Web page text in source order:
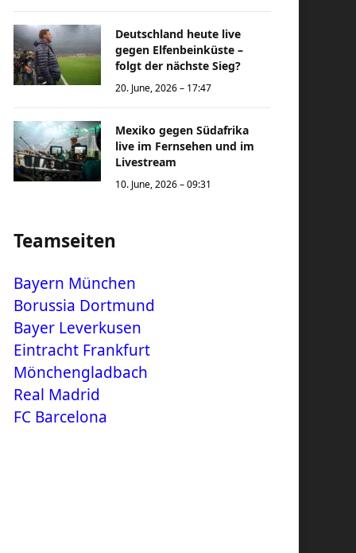
Deutschland heute live
gegen Elfenbeinküste –
folgt der nächste Sieg?
20. June, 2026 – 17:47
Mexiko gegen Südafrika
live im Fernsehen und im
Livestream
10. June, 2026 – 09:31
Teamseiten
Bayern München
Borussia Dortmund
Bayer Leverkusen
Eintracht Frankfurt
Mönchengladbach
Real Madrid
FC Barcelona